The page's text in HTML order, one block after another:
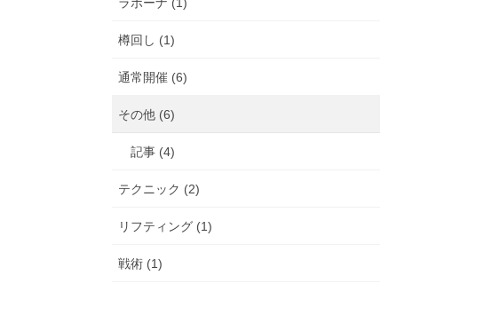
樽回し (1)
通常開催 (6)
その他 (6)
記事 (4)
テクニック (2)
リフティング (1)
戦術 (1)